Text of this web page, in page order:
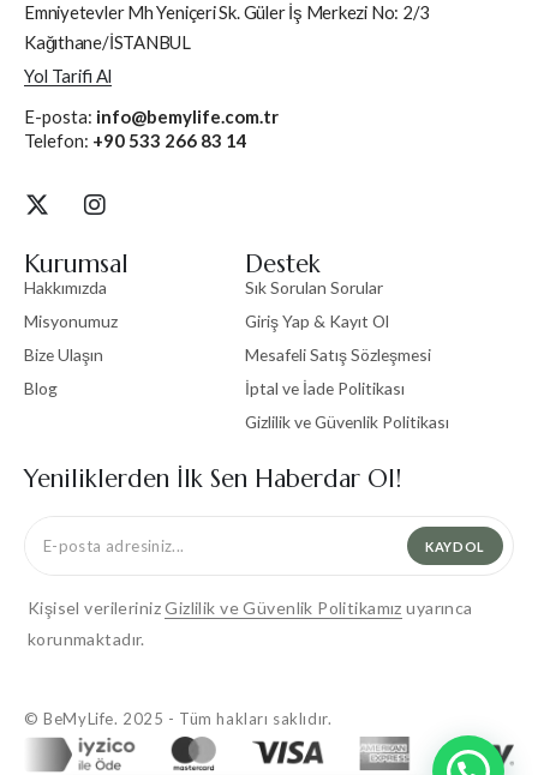
Emniyetevler Mh Yeniçeri Sk. Güler İş Merkezi No: 2/3
Kağıthane/İSTANBUL
Yol Tarifi Al
E-posta: info@bemylife.com.tr
Telefon: +90 533 266 83 14
Kurumsal
Hakkımızda
Misyonumuz
Bize Ulaşın
Blog
Destek
Sık Sorulan Sorular
Giriş Yap & Kayıt Ol
Mesafeli Satış Sözleşmesi
İptal ve İade Politikası
Gizlilik ve Güvenlik Politikası
Yeniliklerden İlk Sen Haberdar Ol!
KAYDOL
Kişisel verilerinizGizlilik ve Güvenlik Politikamız uyarınca
korunmaktadır.
© BeMyLife. 2025 - Tüm hakları saklıdır.